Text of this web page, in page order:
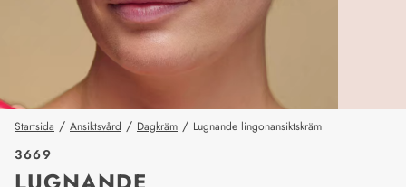
Startsida / Ansiktsvård / Dagkräm / Lugnande lingonansiktskräm
3669